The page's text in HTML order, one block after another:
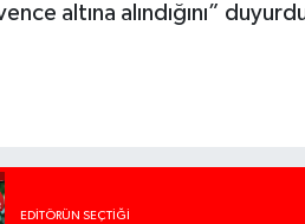
altına alındığını”
EDITÖRÜN SEÇTIĞI